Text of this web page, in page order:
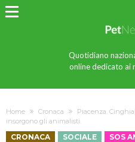
Quotidiano
online dedicato ai
Home Cronaca
Piacenza.
insorgono gli animalisti.
CRONACA SOCIALE SOS